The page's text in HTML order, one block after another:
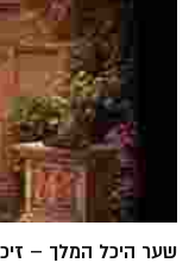
שער היכל המלך –